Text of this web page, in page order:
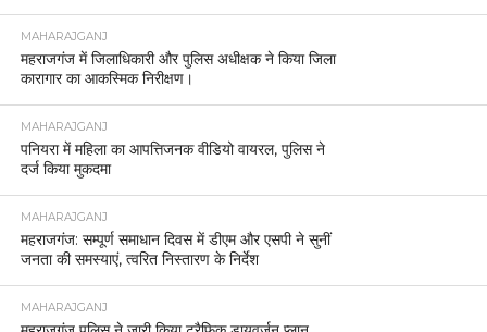
MAHARAJGANJ
महराजगंज में जिलाधिकारी और पुलिस अधीक्षक ने किया जिला
कारागार का आकस्मिक निरीक्षण।
MAHARAJGANJ
पनियरा में महिला का आपत्तिजनक वीडियो वायरल, पुलिस ने
दर्ज किया मुकदमा
MAHARAJGANJ
महराजगंज: सम्पूर्ण समाधान दिवस में डीएम और एसपी ने सुनीं
जनता की समस्याएं, त्वरित निस्तारण के निर्देश
MAHARAJGANJ